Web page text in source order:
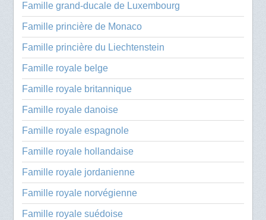
Famille grand-ducale de Luxembourg
Famille princière de Monaco
Famille princière du Liechtenstein
Famille royale belge
Famille royale britannique
Famille royale danoise
Famille royale espagnole
Famille royale hollandaise
Famille royale jordanienne
Famille royale norvégienne
Famille royale suédoise